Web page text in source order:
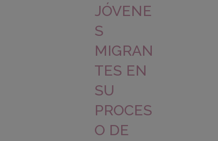
JÓVENE
S
MIGRAN
TES EN
SU
PROCES
O DE